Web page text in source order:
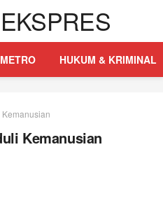
METRO HUKUM & KRIMINAL
Kemanusian